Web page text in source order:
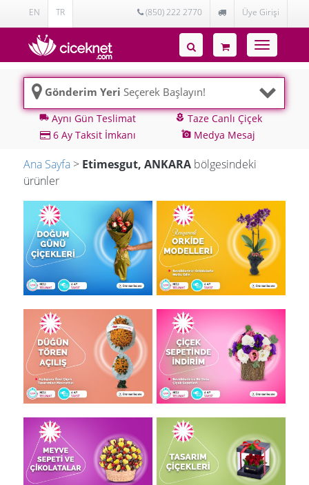
EN TR (850) 222 2770 Üye Girişi
Toggle
navigation
Gönderim Yeri Seçerek Başlayın!
local_shipping Aynı Gün Teslimat local_florist Taze Canlı Çiçek
6 Ay Taksit İmkanı
add_a_photo Medya Mesaj
Ana Sayfa > Etimesgut, ANKARA bölgesindeki
ürünler